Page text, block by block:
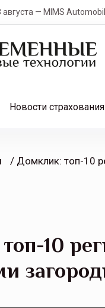
августа — MIMS
Новости страхования
10